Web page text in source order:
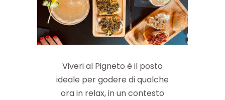
Viveri al Pigneto è il posto
ideale per godere di qualche
ora in relax, in un contesto